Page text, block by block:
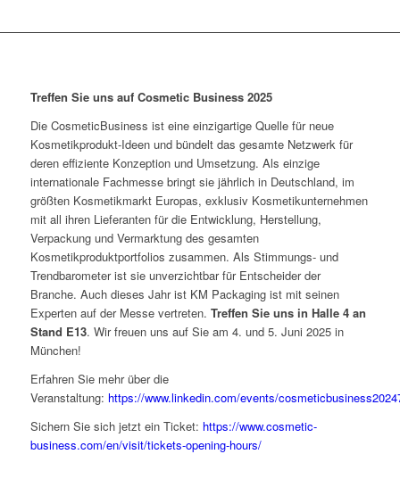
Treffen Sie uns auf Cosmetic Business 2025
Die CosmeticBusiness ist eine einzigartige Quelle für neue
Kosmetikprodukt-Ideen und bündelt das gesamte Netzwerk für
deren effiziente Konzeption und Umsetzung. Als einzige
internationale Fachmesse bringt sie jährlich in Deutschland, im
größten Kosmetikmarkt Europas, exklusiv Kosmetikunternehmen
mit all ihren Lieferanten für die Entwicklung, Herstellung,
Verpackung und Vermarktung des gesamten
Kosmetikproduktportfolios zusammen. Als Stimmungs- und
Trendbarometer ist sie unverzichtbar für Entscheider der
Branche. Auch dieses Jahr ist KM Packaging ist mit seinen
Experten auf der Messe vertreten. Treffen Sie uns in Halle 4 an
Stand E13. Wir freuen uns auf Sie am 4. und 5. Juni 2025 in
München!
Erfahren Sie mehr über die
Veranstaltung: https://www.linkedin.com/events/
Sichern Sie sich jetzt ein Ticket: https://www.cosmetic-
business.com/en/visit/tickets-opening-hours/